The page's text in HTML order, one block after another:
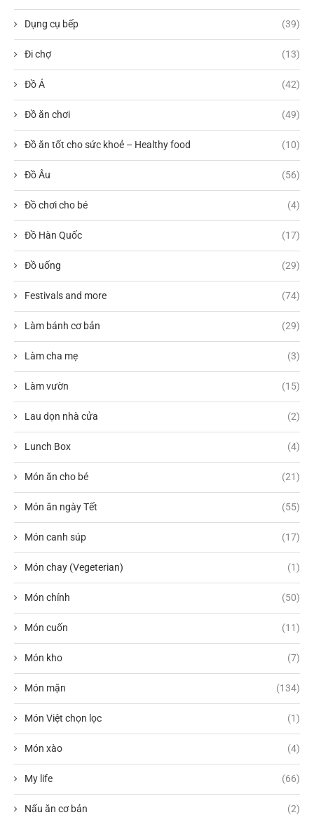
Dụng cụ bếp (39)
Đi chợ (13)
Đồ Á (42)
Đồ ăn chơi (49)
Đồ ăn tốt cho sức khoẻ – Healthy food (10)
Đồ Âu (56)
Đồ chơi cho bé (4)
Đồ Hàn Quốc (17)
Đồ uống (29)
Festivals and more (74)
Làm bánh cơ bản (29)
Làm cha mẹ (3)
Làm vườn (15)
Lau dọn nhà cửa (2)
Lunch Box (4)
Món ăn cho bé (21)
Món ăn ngày Tết (55)
Món canh súp (17)
Món chay (Vegeterian) (1)
Món chính (50)
Món cuốn (11)
Món kho (7)
Món mặn (134)
Món Việt chọn lọc (1)
Món xào (4)
My life (66)
Nấu ăn cơ bản (2)